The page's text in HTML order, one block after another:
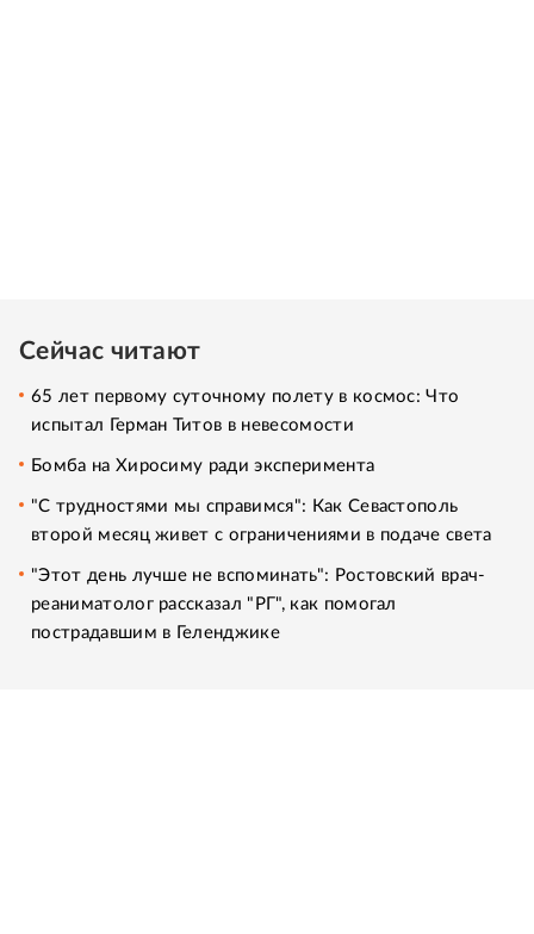
Сейчас читают
65 лет первому суточному полету в космос: Что
испытал Герман Титов в невесомости
Бомба на Хиросиму ради эксперимента
"С трудностями мы справимся": Как Севастополь
второй месяц живет с ограничениями в подаче света
"Этот день лучше не вспоминать": Ростовский врач-
реаниматолог рассказал "РГ", как помогал
пострадавшим в Геленджике